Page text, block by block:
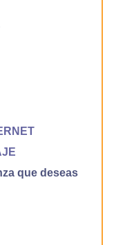
que deseas